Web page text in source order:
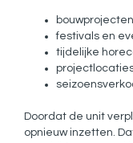
bouwprojecten
festivals en
tijdelijke
Doordat de unit
opnieuw inzetten.